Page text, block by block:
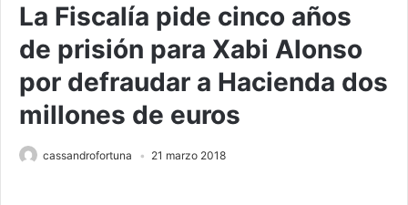
La Fiscalía pide cinco años
de prisión para Xabi Alonso
por defraudar a Hacienda dos
millones de euros
cassandrofortuna 21 marzo 2018